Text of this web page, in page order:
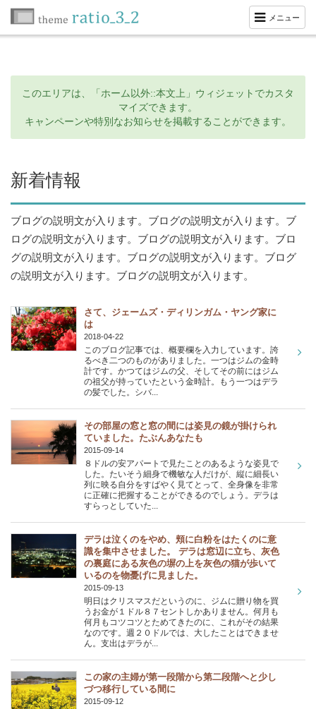
メニュー
このエリアは、「ホーム以外::本文上」ウィジェットでカスタ
マイズできます。
キャンペーンや特別なお知らせを掲載することができます。
新着情報
ブログの説明文が入ります。 ブログの説明文が入ります。ブ
ログの説明文が入ります。ブログの説明文が入ります。ブロ
グの説明文が入ります。ブログの説明文が入ります。ブログ
の説明文が入ります。 ブログの説明文が入ります。
さて、ジェームズ・ディリンガム・ヤング家に
は
2018-04-22
このブログ記事では、概要欄を入力しています。誇
るべき二つのものがありました。一つはジムの金時
計です。かつてはジムの父、そしてその前にはジム
の祖父が持っていたという金時計。もう一つはデラ
の髪でした。シバ...
その部屋の窓と窓の間には姿見の鏡が掛けられ
ていました。たぶんあなたも
2015-09-14
８ドルの安アパートで見たことのあるような姿見で
した。たいそう細身で機敏な人だけが、縦に細長い
列に映る自分をすばやく見てとって、全身像を非常
に正確に把握することができるのでしょう。デラは
すらっとしていた...
デラは泣くのをやめ、頬に白粉をはたくのに意
識を集中させました。 デラは窓辺に立ち、灰色
の裏庭にある灰色の塀の上を灰色の猫が歩いて
いるのを物憂げに見ました。
2015-09-13
明日はクリスマスだというのに、ジムに贈り物を買
うお金が１ドル８７セントしかありません。何月も
何月もコツコツとためてきたのに、これがその結果
なのです。週２０ドルでは、大したことはできませ
ん。支出はデラが...
この家の主婦が第一段階から第二段階へと少し
づつ移行している間に
2015-09-12